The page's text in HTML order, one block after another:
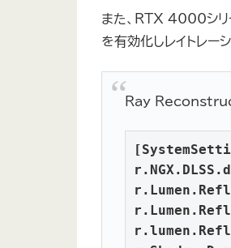
また、RTX 4000シ
を有効化しレイトレー
Ray